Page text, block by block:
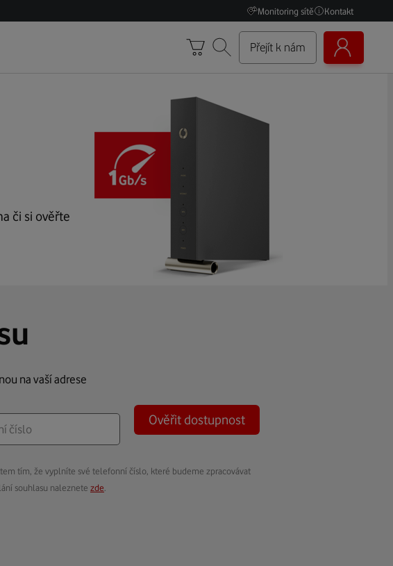
Monitoring sítě Kontakt
Přejít k nám
či si ověřte
na vaší adrese
Ověřit dostupnost
tím, že vyplníte své telefonní číslo, které budeme zpracovávat
souhlasu naleznete zde